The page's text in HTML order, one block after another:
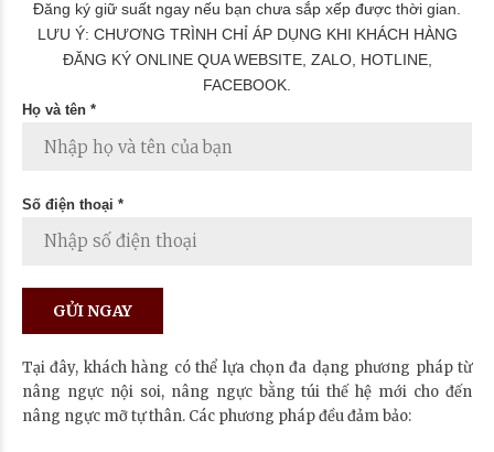
Đăng ký giữ suất ngay nếu bạn chưa sắp xếp được thời gian.
LƯU Ý: CHƯƠNG TRÌNH CHỈ ÁP DỤNG KHI KHÁCH HÀNG
ĐĂNG KÝ ONLINE QUA WEBSITE, ZALO, HOTLINE,
FACEBOOK.
Họ và tên *
Số điện thoại *
Tại đây, khách hàng có thể lựa chọn đa dạng phương pháp từ
nâng ngực nội soi, nâng ngực bằng túi thế hệ mới cho đến
nâng ngực mỡ tự thân. Các phương pháp đều đảm bảo: